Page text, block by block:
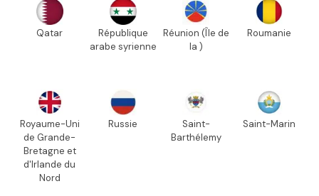
Qatar
République
arabe syrienne
Réunion (Île de
la )
Roumanie
Royaume-Uni
de Grande-
Bretagne et
d'Irlande du
Nord
Russie
Saint-
Barthélemy
Saint-Marin